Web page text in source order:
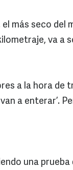
más seco del
va a
a la hora de
a enterar’.
una